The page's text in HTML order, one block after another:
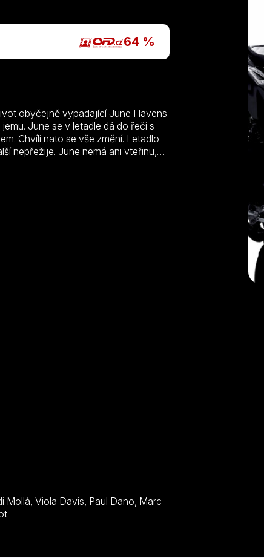
64 %
obyčejně vypadající June Havens
June se v letadle dá do řeči s
Chvíli nato se vše změní. Letadlo
nepřežije. June nemá ani vteřinu,
divoké cestě kolem světa –
přesto totálně okouzlujícího
jsou uprostřed životu
Gadot